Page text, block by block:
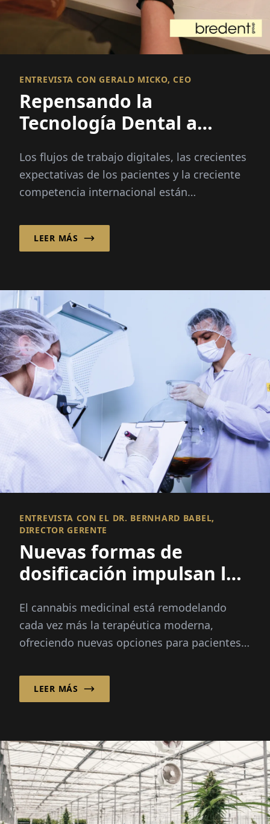
ENTREVISTA CON GERALD MICKO, CEO
Repensando la
Tecnología Dental a
Integrada
Los flujos de trabajo digitales, las crecientes
expectativas de los pacientes y la creciente
competencia internacional están
rápido que nunca...
LEER MÁS
ENTREVISTA CON EL DR. BERNHARD BABEL,
DIRECTOR GERENTE
Nuevas formas de
dosificación impulsan la
cannabis medicinal
El cannabis medicinal está remodelando
cada vez más la terapéutica moderna,
ofreciendo nuevas opciones para pacientes
condiciones severas...
LEER MÁS